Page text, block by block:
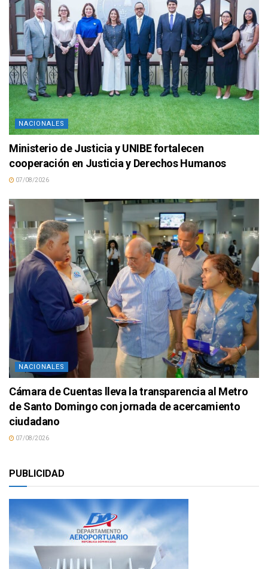
NACIONALES
Ministerio de Justicia y UNIBE fortalecen
cooperación en Justicia y Derechos Humanos
07/08/2026
NACIONALES
Cámara de Cuentas lleva la transparencia al Metro
de Santo Domingo con jornada de acercamiento
ciudadano
07/08/2026
PUBLICIDAD